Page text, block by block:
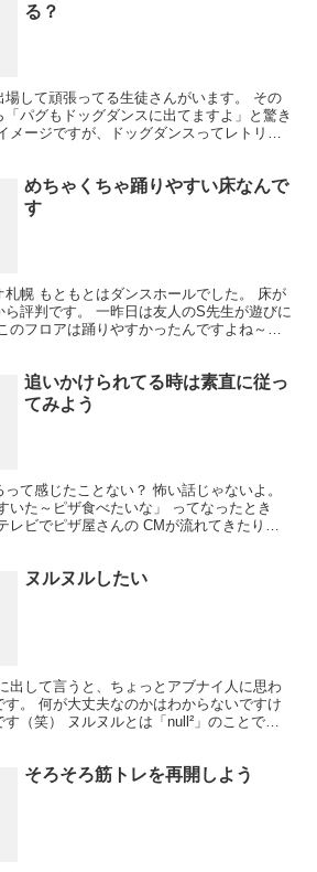
る？
場して頑張ってる生徒さんがいます。 その
パグもドッグダンスに出てますよ」と驚き
メージですが、ドッグダンスってレトリバ
めちゃくちゃ踊りやすい床なんで
す
幌 もともとはダンスホールでした。 床が
評判です。 一昨日は友人のS先生が遊びに
のフロアは踊りやすかったんですよね～」
追いかけられてる時は素直に従っ
てみよう
て感じたことない？ 怖い話じゃないよ。
いた～ピザ食べたいな」 ってなったとき
レビでピザ屋さんの CMが流れてきたり。
ヌルヌルしたい
出して言うと、ちょっとアブナイ人に思わ
。 何が大丈夫なのかはわからないですけ
（笑） ヌルヌルとは「null²」のことで
そろそろ筋トレを再開しよう